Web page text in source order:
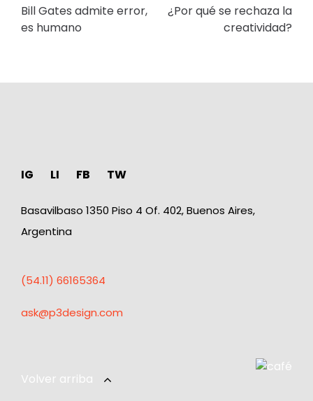
Bill Gates admite error,
es humano
¿Por qué se rechaza la
creatividad?
IG LI FB TW
Basavilbaso 1350 Piso 4 Of. 402, Buenos Aires,
Argentina
(54.11) 66165364
ask@p3design.com
Volver arriba